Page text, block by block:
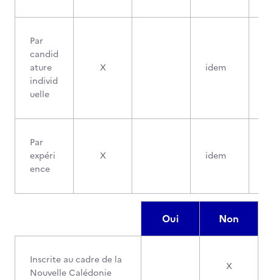
Par
candid
ature
individ
uelle
X idem
Par
expéri
ence
X idem
Oui Non
Inscrite au cadre de la
Nouvelle Calédonie
X